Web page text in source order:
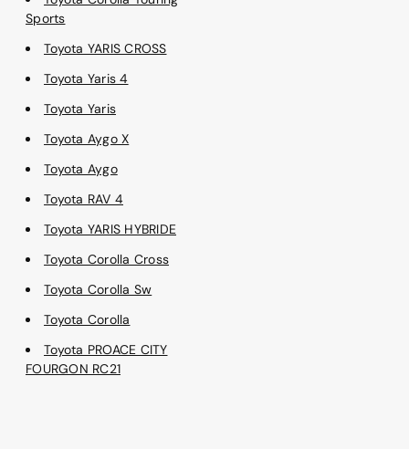
Sports
Toyota YARIS CROSS
Toyota Yaris 4
Toyota Yaris
Toyota Aygo X
Toyota Aygo
Toyota RAV 4
Toyota YARIS HYBRIDE
Toyota Corolla Cross
Toyota Corolla Sw
Toyota Corolla
Toyota PROACE CITY
FOURGON RC21